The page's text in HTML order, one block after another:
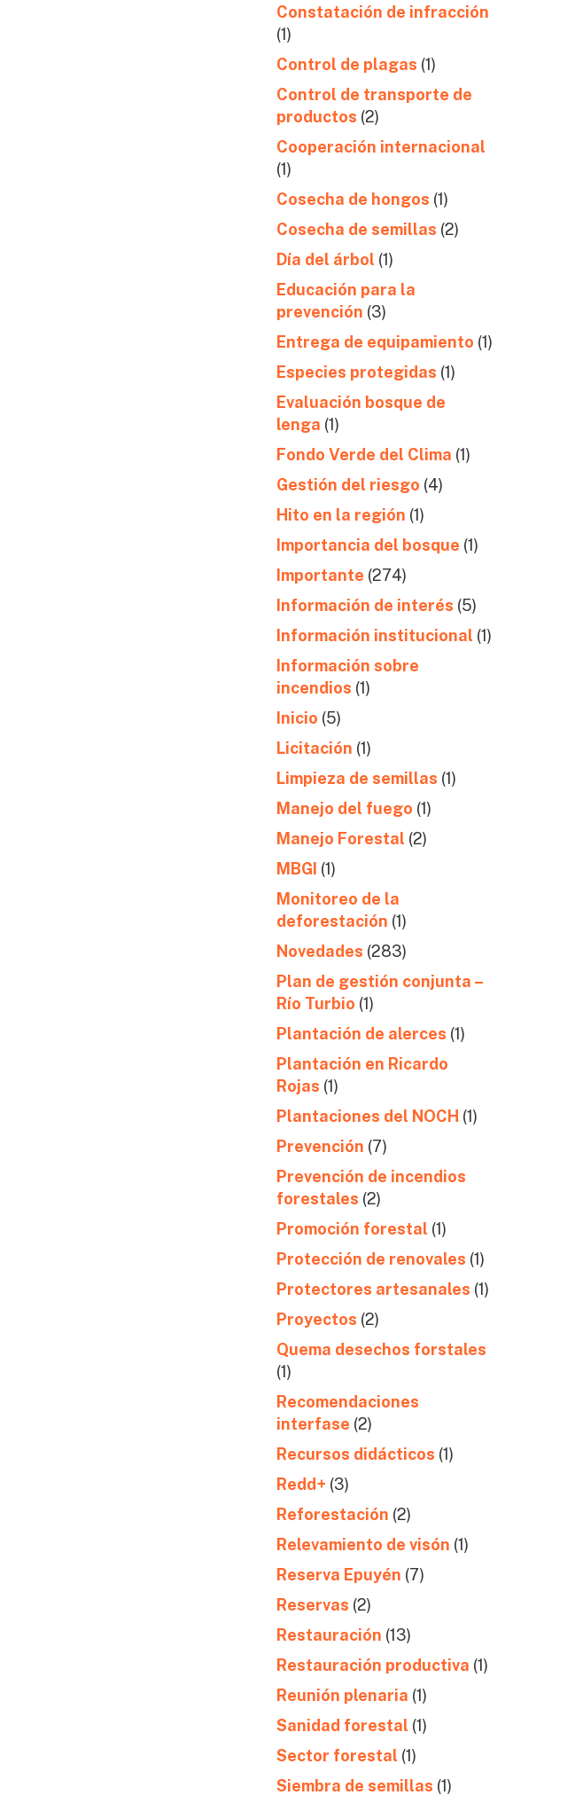
Constatación de infracción
(1)
Control de plagas (1)
Control de transporte de
productos (2)
Cooperación internacional
(1)
Cosecha de hongos (1)
Cosecha de semillas (2)
Día del árbol (1)
Educación para la
prevención (3)
Entrega de equipamiento (1)
Especies protegidas (1)
Evaluación bosque de
lenga (1)
Fondo Verde del Clima (1)
Gestión del riesgo (4)
Hito en la región (1)
Importancia del bosque (1)
Importante (274)
Información de interés (5)
Información institucional (1)
Información sobre
incendios (1)
Inicio (5)
Licitación (1)
Limpieza de semillas (1)
Manejo del fuego (1)
Manejo Forestal (2)
MBGI (1)
Monitoreo de la
deforestación (1)
Novedades (283)
Plan de gestión conjunta –
Río Turbio (1)
Plantación de alerces (1)
Plantación en Ricardo
Rojas (1)
Plantaciones del NOCH (1)
Prevención (7)
Prevención de incendios
forestales (2)
Promoción forestal (1)
Protección de renovales (1)
Protectores artesanales (1)
Proyectos (2)
Quema desechos forstales
(1)
Recomendaciones
interfase (2)
Recursos didácticos (1)
Redd+ (3)
Reforestación (2)
Relevamiento de visón (1)
Reserva Epuyén (7)
Reservas (2)
Restauración (13)
Restauración productiva (1)
Reunión plenaria (1)
Sanidad forestal (1)
Sector forestal (1)
Siembra de semillas (1)